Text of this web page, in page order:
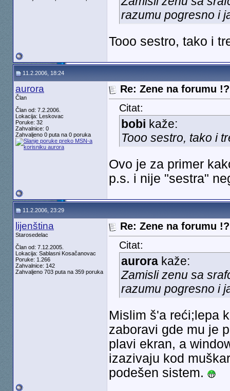
razumu pogresno i
Tooo sestro, tako i
11.2.2006, 18:24
aurora
Član
Član od: 7.2.2006.
Lokacija: Leskovac
Poruke: 32
Zahvalnice: 0
Zahvaljeno 0 puta na 0 poruka
Re: Zene na forumu
Citat:
bobi kaže:
Tooo sestro, tako i
Ovo je za primer
p.s. i nije "sestra"
11.2.2006, 23:29
lijenština
Starosedelac
Član od: 7.12.2005.
Lokacija: Sablasni Kosačanovac
Poruke: 1.266
Zahvalnice: 142
Zahvaljeno 703 puta na 359 poruka
Re: Zene na forumu
Citat:
aurorakaže:
Zamisli zenu sa
razumu pogresno i
Mislim š'a reći;lepa
zaboravi gde mu je
plavi ekran, a
izazivaju kod
podešen sistem.